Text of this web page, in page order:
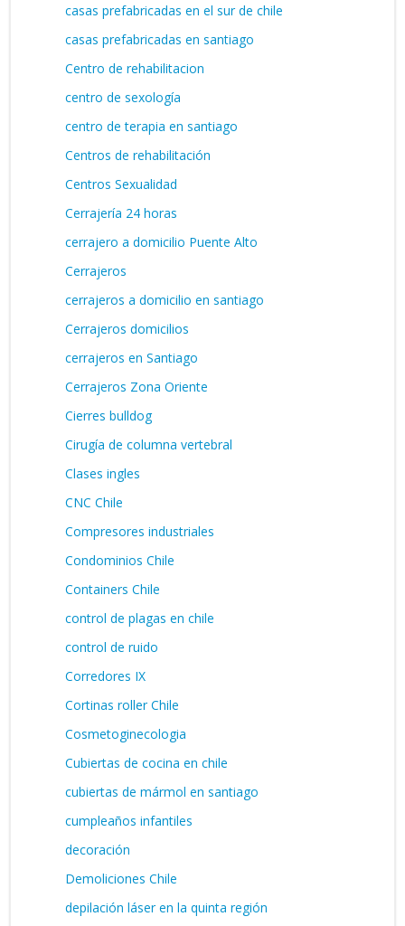
casas prefabricadas en el sur de chile
casas prefabricadas en santiago
Centro de rehabilitacion
centro de sexología
centro de terapia en santiago
Centros de rehabilitación
Centros Sexualidad
Cerrajería 24 horas
cerrajero a domicilio Puente Alto
Cerrajeros
cerrajeros a domicilio en santiago
Cerrajeros domicilios
cerrajeros en Santiago
Cerrajeros Zona Oriente
Cierres bulldog
Cirugía de columna vertebral
Clases ingles
CNC Chile
Compresores industriales
Condominios Chile
Containers Chile
control de plagas en chile
control de ruido
Corredores IX
Cortinas roller Chile
Cosmetoginecologia
Cubiertas de cocina en chile
cubiertas de mármol en santiago
cumpleaños infantiles
decoración
Demoliciones Chile
depilación láser en la quinta región